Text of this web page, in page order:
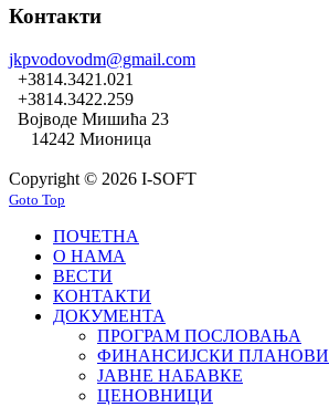
Контакти
jkpvodovodm@gmail.com
+3814.3421.021
+3814.3422.259
Војводе Мишића 23
14242 Мионица
Copyright © 2026 I-SOFT
Goto Top
ПОЧЕТНА
О НАМА
ВЕСТИ
КОНТАКТИ
ДОКУМЕНТА
ПРОГРАМ ПОСЛОВАЊА
ФИНАНСИЈСКИ ПЛАНОВИ
ЈАВНЕ НАБАВКЕ
ЦЕНОВНИЦИ